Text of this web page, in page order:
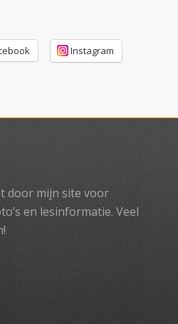
Instagram
door mijn site voor
en lesinformatie. Veel